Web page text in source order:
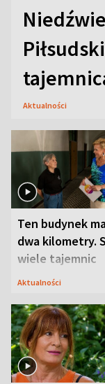
Aktualności
Ten budynek
dwa kilometry.
wiele tajemnic
Aktualności